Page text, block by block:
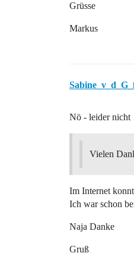
Grüsse
Markus
Nö - leider nicht
Vielen
Im Internet
Ich war schon
Naja Danke
Gruß